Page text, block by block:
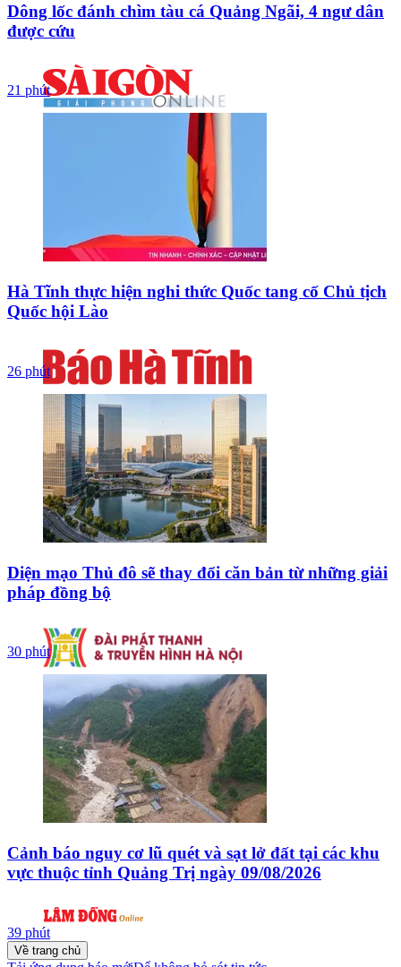
Dông lốc đánh chìm tàu cá Quảng Ngãi, 4 ngư dân
được cứu
21 phút
Hà Tĩnh thực hiện nghi thức Quốc tang cố Chủ tịch
Quốc hội Lào
26 phút
Diện mạo Thủ đô sẽ thay đổi căn bản từ những giải
pháp đồng bộ
30 phút
Cảnh báo nguy cơ lũ quét và sạt lở đất tại các khu
vực thuộc tỉnh Quảng Trị ngày 09/08/2026
39 phút
Về trang chủ